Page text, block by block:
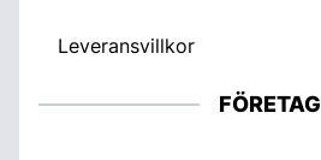
Leveransvillkor
FÖRETAG